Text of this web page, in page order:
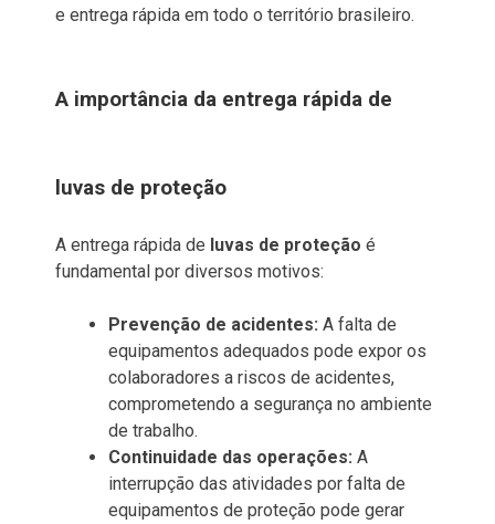
e entrega rápida em todo o território brasileiro.
A importância da entrega rápida de
luvas de proteção
A entrega rápida de luvas de proteção é
fundamental por diversos motivos:
Prevenção de acidentes: A falta de
equipamentos adequados pode expor os
colaboradores a riscos de acidentes,
comprometendo a segurança no ambiente
de trabalho.
Continuidade das operações: A
interrupção das atividades por falta de
equipamentos de proteção pode gerar